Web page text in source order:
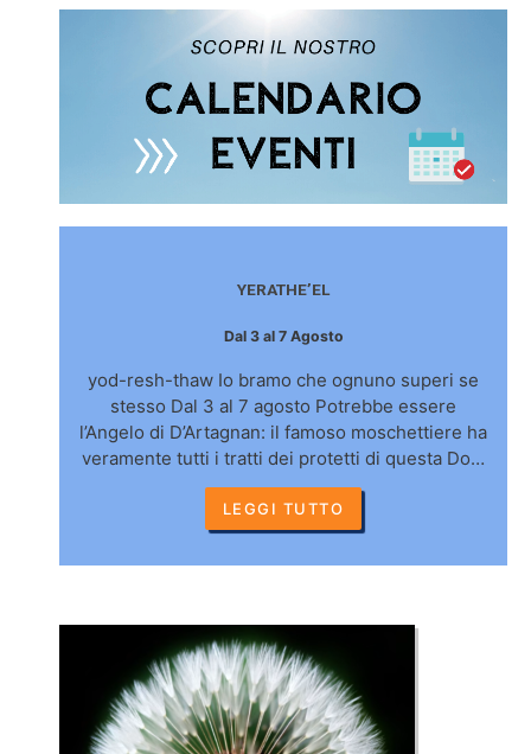
YERATHE’EL
Dal 3 al 7 Agosto
yod-resh-thaw Io bramo che ognuno superi se
stesso Dal 3 al 7 agosto Potrebbe essere
l’Angelo di D’Artagnan: il famoso moschettiere ha
veramente tutti i tratti dei protetti di questa Do…
LEGGI TUTTO